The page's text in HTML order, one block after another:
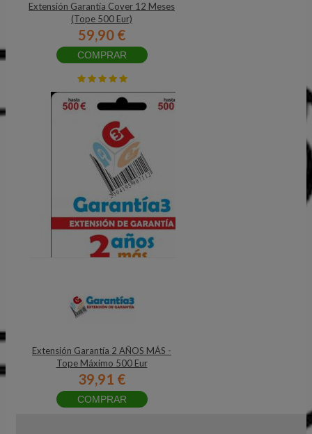
Extensión Garantía Cover 12 Meses
(Tope 500 Eur)
59,90 €
COMPRAR
Extensión Garantía 2 AÑOS MÁS -
Tope Máximo 500 Eur
39,91 €
COMPRAR